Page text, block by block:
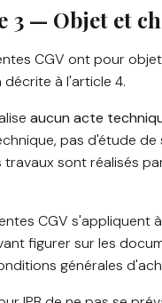
3 — Objet et
CGV ont pour
à l'article 4.
aucun acte
pas d'étude
travaux sont réalisés
CGV s'appliquent
figurer sur les
générales